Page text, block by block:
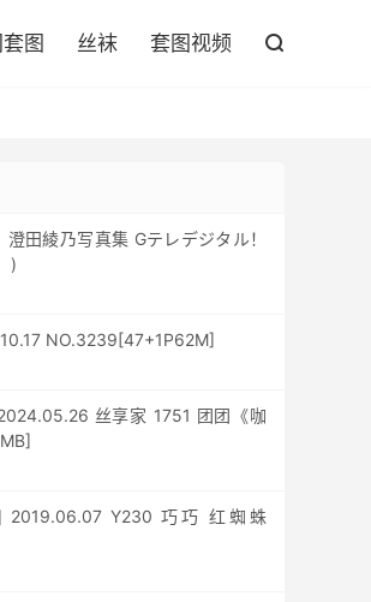
图 丝袜 套图视频 
澄田綾乃写真集 Gテレデジタル！
)
NO.3239[47+1P62M]
丝享家 1751 团团《咖
2019.06.07 Y230 巧巧 红蜘蛛